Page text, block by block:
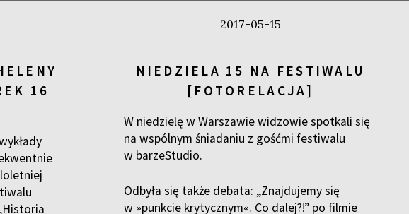
16
2017-05-15
NIEDZIELA 15 NA FESTIWALU
[FOTORELACJA]
W niedzielę w Warszawie widzowie spotkali się
na wspólnym śniadaniu z gośćmi festiwalu
w barzeStudio.
Odbyła się także debata: „Znajdujemy się
w »punkcie krytycznym«. Co dalej?!” po filmie